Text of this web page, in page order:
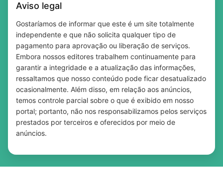
Aviso legal
Gostaríamos de informar que este é um site totalmente
independente e que não solicita qualquer tipo de
pagamento para aprovação ou liberação de serviços.
Embora nossos editores trabalhem continuamente para
garantir a integridade e a atualização das informações,
ressaltamos que nosso conteúdo pode ficar desatualizado
ocasionalmente. Além disso, em relação aos anúncios,
temos controle parcial sobre o que é exibido em nosso
portal; portanto, não nos responsabilizamos pelos serviços
prestados por terceiros e oferecidos por meio de
anúncios.